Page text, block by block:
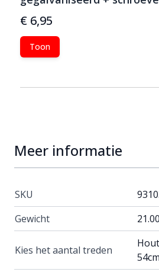
€ 6,95
Toon
Meer informatie
SKU
Gewicht
Kies het aantal treden
54cm